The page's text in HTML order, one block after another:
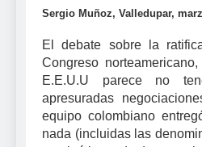
Sergio Muñoz, Valledupar,
El debate sobre la
Congreso
E.E.U.U parece no
apresuradas
equipo colombiano
nada (incluidas las